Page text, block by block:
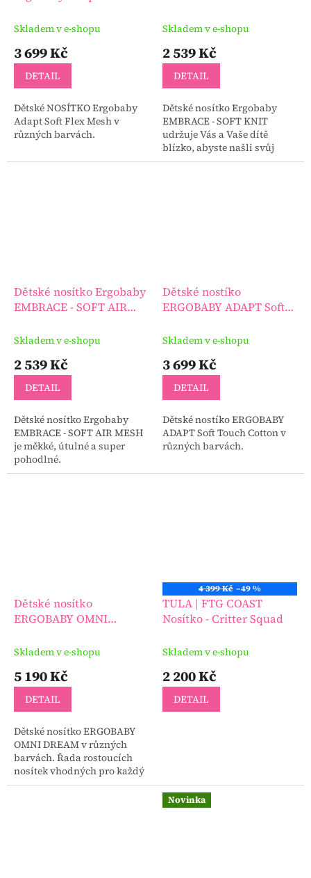
Skladem v e-shopu
3 699 Kč
DETAIL
Dětské NOSÍTKO Ergobaby
Adapt Soft Flex Mesh v
různých barvách.
Skladem v e-shopu
2 539 Kč
DETAIL
Dětské nosítko Ergobaby
EMBRACE - SOFT KNIT
udržuje Vás a Vaše dítě
blízko, abyste našli svůj
nový společný rytmus.
Dětské nosítko Ergobaby
EMBRACE - SOFT AIR
Skladem v e-shopu
2 539 Kč
DETAIL
Dětské nosítko Ergobaby
EMBRACE - SOFT AIR MESH
je měkké, útulné a super
pohodlné.
Dětské nostíko
ERGOBABY ADAPT Soft
Skladem v e-shopu
3 699 Kč
DETAIL
Dětské nostíko ERGOBABY
ADAPT Soft Touch Cotton v
různých barvách.
Dětské nosítko
ERGOBABY OMNI
Skladem v e-shopu
5 190 Kč
DETAIL
Dětské nosítko ERGOBABY
OMNI DREAM v různých
barvách. Řada rostoucích
nosítek vhodných pro každý
směr nošení.
4 399 Kč –49 %
TULA | FTG COAST
Nosítko - Critter Squad
Skladem v e-shopu
2 200 Kč
DETAIL
Novinka